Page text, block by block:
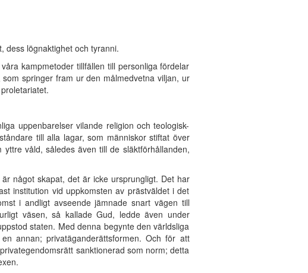
dess lögnaktighet och tyranni.
kampmetoder tillfällen till personliga fördelar
springer fram ur den målmedvetna viljan, ur
uppenbarelser vilande religion och teologisk-
till alla lagar, som människor stiftat över
våld, således även till de släktförhållanden,
är något skapat, det är icke ursprungligt. Det har
institution vid uppkomsten av prästväldet i det
i andligt avseende jämnade snart vägen till
väsen, så kallade Gud, ledde även under
staten. Med denna begynte den världsliga
annan; privatäganderättsformen. Och för att
sanktionerad som norm; detta